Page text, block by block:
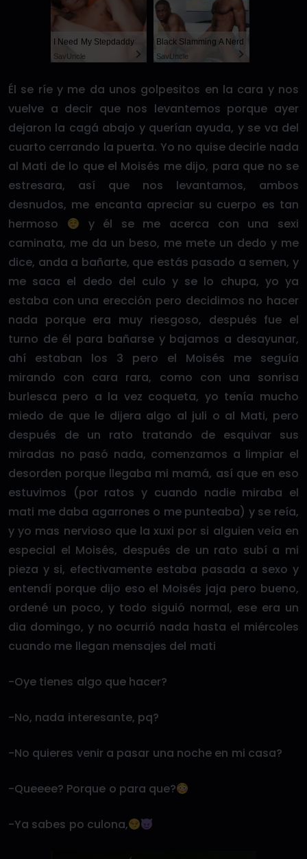
I Need My Stepdaddy
SayUncle
Black Slamming A Nerd
SayUncle
Él se ríe y me da unos golpesitos en la cara y nos
vuelve a decir que nos levantemos porque ayer
dejaron la cagá abajo y querían ayuda, y se va del
cuarto cerrando la puerta. Yo no quise decirle nada
al Mati de lo que el Moisés me dijo, para que no se
estresara, así que nos levantamos, ambos
desnudos, me encanta apreciar su cuerpo es tan
hermoso
y él se me acerca con una sexi
caminata, me da un beso, me mete un dedo y me
dice, anda a bañarte, que estás pasado a semen, y
me saca el dedo del culo y se lo chupa, yo ya
estaba con una erección pero decidimos no hacer
nada porque era muy riesgoso, después fue el
turno de él para bañarse y bajamos a desayunar,
ahí estaban los 3 pero el Moisés me seguía
mirando con cara rara, como con una sonrisa
burlesca pero a la vez coqueta, yo tenía mucho
miedo de que le dijera algo al juli o al Mati, pero
después de un rato tratando de esquivar sus
miradas no pasó nada, comenzamos a limpiar el
desorden porque llegaba mi mamá, así que en eso
estuvimos (por ratos y cuando nadie miraba el
mati me daba agarrones o me punteaba) y se reía,
y yo mas nervioso que la xuxi por si alguien veía en
especial el Moisés, después de un rato subí a mi
pieza y si, efectivamente estaba pasada a sexo y
entendí porque dijo eso el Moisés jaja pero bueno,
ordené un poco, y todo siguió normal, ese era un
dia domingo, y no ocurrió nada hasta el miércoles
cuando me llegan mensajes del mati
-Oye tienes algo que hacer?
-No, nada interesante, pq?
-No quieres venir a pasar una noche en mi casa?
-Queeee? Porque o para que?
-Ya sabes po culona,